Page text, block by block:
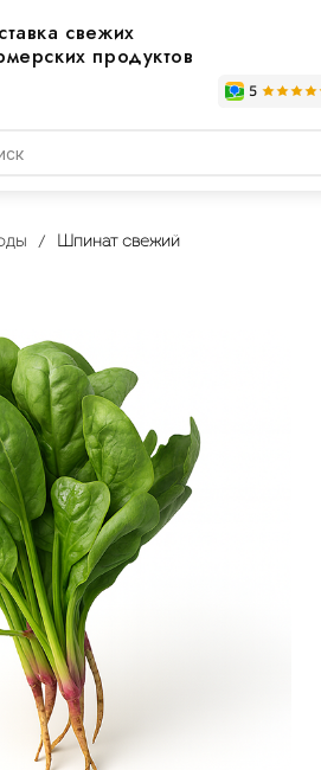
свежих
продуктов
Шпинат свежий